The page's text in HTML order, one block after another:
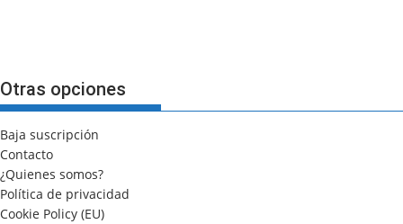
Otras opciones
Baja suscripción
Contacto
¿Quienes somos?
Política de privacidad
Cookie Policy (EU)